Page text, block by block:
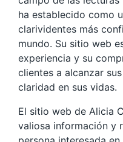
ha establecido como
clarividentes más
mundo. Su sitio web
experiencia y su
clientes a alcanzar
claridad en sus vidas.
El sitio web de Alicia
valiosa información y